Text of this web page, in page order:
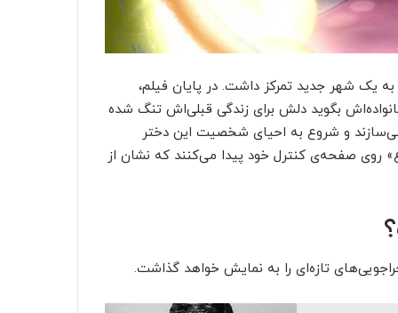
یک شهر جدید تمرکز داشت. در پایان فیلم،
بگوید دلش برای زندگی قبلی‌اش تنگ شده
و شروع به احیای شخصیت این دختر
صفحه‌ی کنترل خود پیدا می‌کنند که نشان از
تازه‌ای را به نمایش خواهد گذاشت.